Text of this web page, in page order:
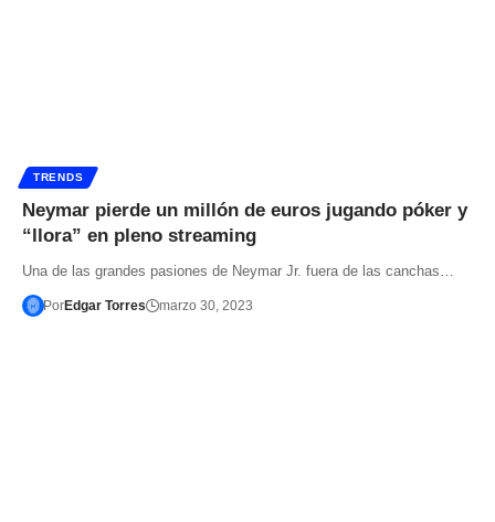
TRENDS
Neymar pierde un millón de euros jugando póker y
“llora” en pleno streaming
Una de las grandes pasiones de Neymar Jr. fuera de las canchas…
PorEdgar Torres marzo 30, 2023